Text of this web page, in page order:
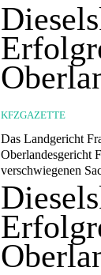
KFZGAZETTE
Das Landgericht
Oberlandesgericht
verschwiegenen